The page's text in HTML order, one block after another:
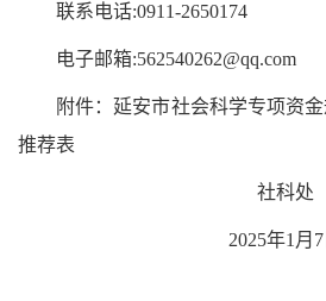
联系电话:0911-2650174
电子邮箱:562540262@qq.com
附件：延安市社会科学专项资
推荐表
社科处
2025年1月7